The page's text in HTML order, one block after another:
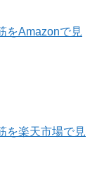
をAmazonで見
を楽天市場で見